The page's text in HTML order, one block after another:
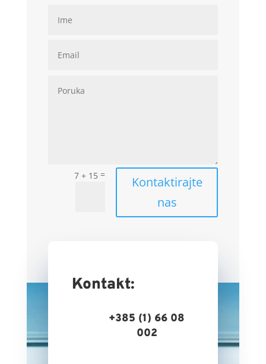
7 + 15 =
Kontaktirajte
nas
Kontakt:
+385 (1) 66 08
002